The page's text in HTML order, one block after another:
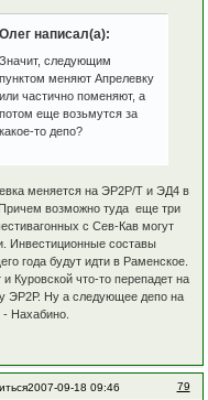
Олег написал(а):
Значит, следующим
пунктом меняют Апрелевку
или частично поменяют, а
потом еще возьмутся за
какое-то депо?
меняется на ЭР2Р/Т и ЭД4 в
возможно туда еще три
с Сев-Кав могут
Инвестиционные составы
года будут идти в Раменское.
Куровской что-то перепадет на
ЭР2Р. Ну а следующее депо на
Нахабино.
79
2007-09-18 09:46